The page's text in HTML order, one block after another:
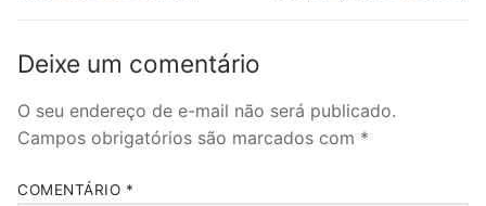
Deixe um comentário
O seu endereço de e-mail não será publicado.
Campos obrigatórios são marcados com *
COMENTÁRIO *